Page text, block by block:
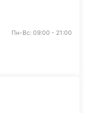
Пн-Вс: 09:00 - 21:00